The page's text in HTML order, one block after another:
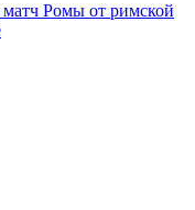
Ромы от римской